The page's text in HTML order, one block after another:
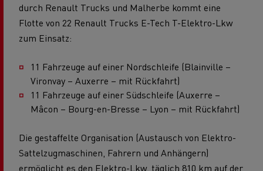
durch Renault Trucks und Malherbe kommt eine
Flotte von 22 Renault Trucks E-Tech T-Elektro-Lkw
zum Einsatz:
11 Fahrzeuge auf einer Nordschleife (Blainville –
Vironvay – Auxerre – mit Rückfahrt)
11 Fahrzeuge auf einer Südschleife (Auxerre –
Mâcon – Bourg-en-Bresse – Lyon – mit Rückfahrt)
Die gestaffelte Organisation (Austausch von Elektro-
Sattelzugmaschinen, Fahrern und Anhängern)
ermöglicht es den Elektro-Lkw, täglich 810 km auf der